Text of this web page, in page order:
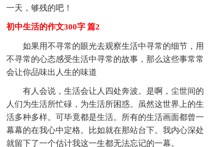
一天，够残的吧！
初中生活的作文300字 篇2
如果用不寻常的眼光去观察生活中寻常的细节，用
不寻常的心态感受生活中寻常的故事，那么这些事常常
会让你品味出人生的味道
有人会说，生活会让人四处奔波。是啊，尘世间的
人们为生活所忙碌，为生活所困惑。虽然这世界上的生
活多种多样。可毕竟都是生活。所有的生活画面都曾一
幕幕的在我心中定格。比如就在那站台下。我内心深处
就留下了一个估计我这一生都无法忘记的一幕。